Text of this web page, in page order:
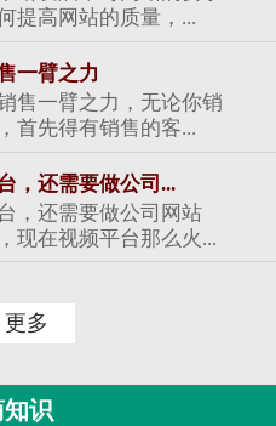
提高网站的质量，...
一臂之力
售一臂之力，无论你销
首先得有销售的客...
，还需要做公司...
，还需要做公司网站
现在视频平台那么火...
更多
识